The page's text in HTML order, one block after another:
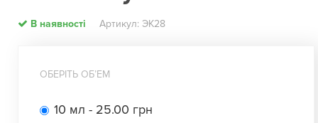
В наявності Артикул: ЭК28
ОБЕРІТЬ ОБʼЕМ
10 мл - 25.00 грн